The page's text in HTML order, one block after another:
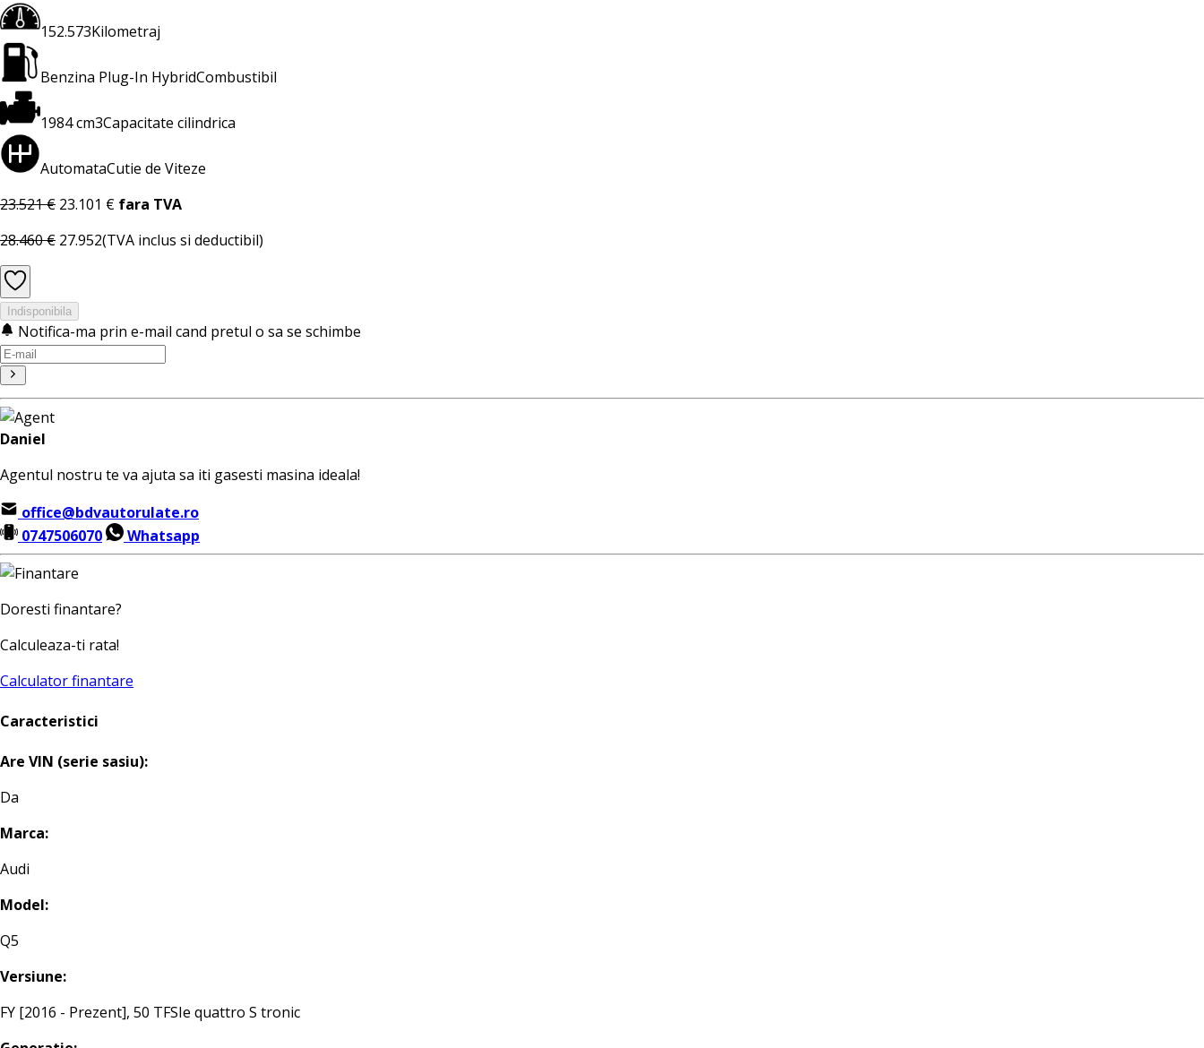
152.573Kilometraj
Benzina Plug-In HybridCombustibil
1984 cm3Capacitate cilindrica
AutomataCutie de Viteze
23.521 € 23.101 € fara TVA
28.460 € 27.952(TVA inclus si deductibil)
Indisponibila
Notifica-ma prin e-mail cand pretul o sa se schimbe
Daniel
Agentul nostru te va ajuta sa iti gasesti masina ideala!
office@bdvautorulate.ro
0747506070
Whatsapp
Doresti finantare?
Calculeaza-ti rata!
Calculator finantare
Caracteristici
Are VIN (serie sasiu):
Da
Marca:
Audi
Model:
Q5
Versiune:
FY [2016 - Prezent], 50 TFSIe quattro S tronic